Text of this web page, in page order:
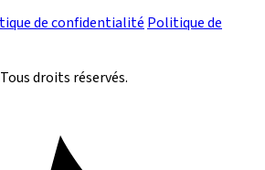
de confidentialitéPolitique de
droits réservés.